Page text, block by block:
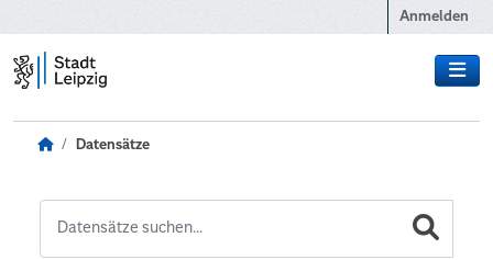
Anmelden
Datensätze